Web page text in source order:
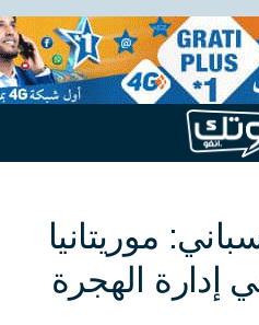
موريتانيا
الهجرة